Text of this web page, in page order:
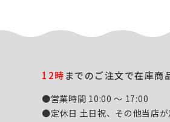
12時までのご注文で在庫商
●営業時間 10:00 ～ 17:00
●定休日 土日祝、その他当店が